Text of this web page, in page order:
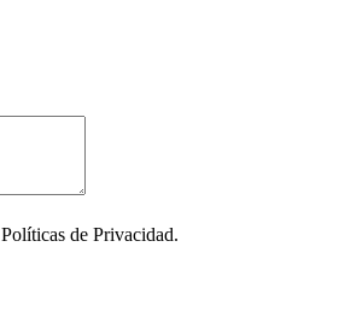
Políticas de Privacidad.